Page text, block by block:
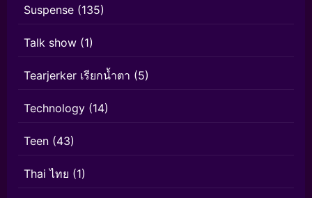
Suspense (135)
Talk show (1)
Tearjerker เรียกน้ำตา (5)
Technology (14)
Teen (43)
Thai ไทย (1)